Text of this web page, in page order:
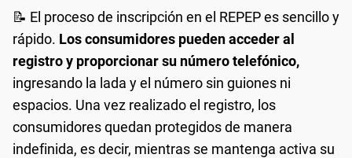
📝 El proceso de inscripción en el REPEP es sencillo y
rápido. Los consumidores pueden acceder al
registro y proporcionar su número telefónico,
ingresando la lada y el número sin guiones ni
espacios. Una vez realizado el registro, los
consumidores quedan protegidos de manera
indefinida, es decir, mientras se mantenga activa su